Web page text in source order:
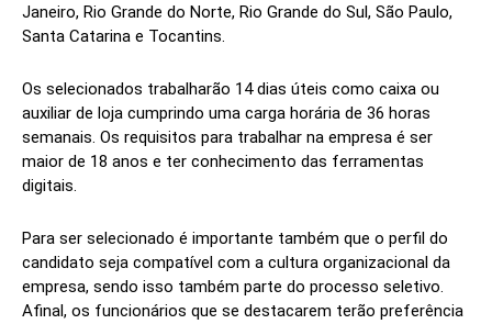
Janeiro, Rio Grande do Norte, Rio Grande do Sul, São Paulo,
Santa Catarina e Tocantins.
Os selecionados trabalharão 14 dias úteis como caixa ou
auxiliar de loja cumprindo uma carga horária de 36 horas
semanais. Os requisitos para trabalhar na empresa é ser
maior de 18 anos e ter conhecimento das ferramentas
digitais.
Para ser selecionado é importante também que o perfil do
candidato seja compatível com a cultura organizacional da
empresa, sendo isso também parte do processo seletivo.
Afinal, os funcionários que se destacarem terão preferência